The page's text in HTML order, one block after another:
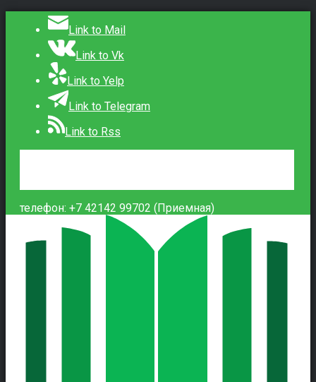
Link to Mail
Link to Vk
Link to Yelp
Link to Telegram
Link to Rss
телефон: +7 42142 99702 (Приемная)